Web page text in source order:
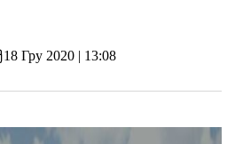
18 Гру 2020 | 13:08